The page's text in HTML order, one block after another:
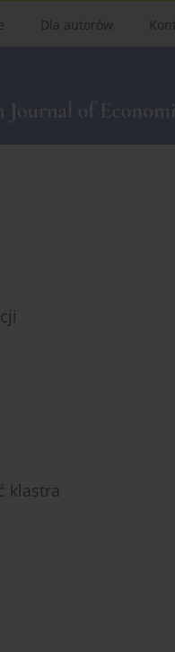
Dla autorów
klastra